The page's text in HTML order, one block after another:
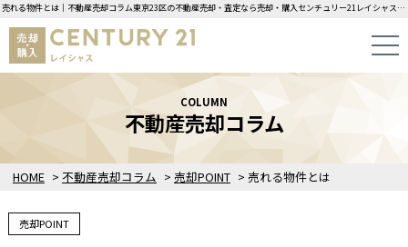
売れる物件とは｜不動産売却コラム東京23区の不動産売却・査定なら売却・購入センチュリー21レイシャスにお任せください！
HOME > 不動産売却コラム > 売却POINT > 売れる物件とは
COLUMN
不動産売却コラム
売却POINT